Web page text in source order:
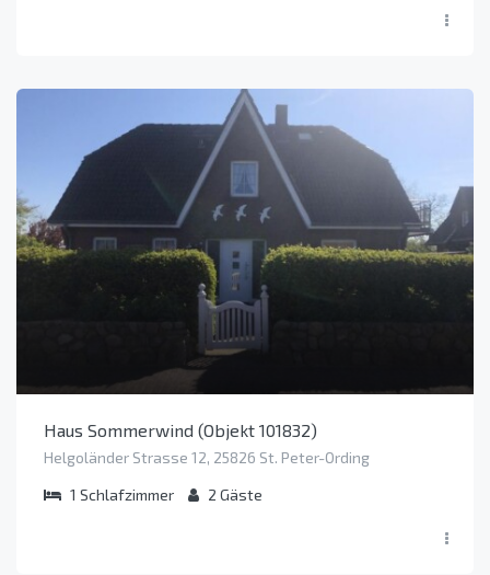
Haus Sommerwind (Objekt 101832)
Helgoländer Strasse 12, 25826 St. Peter-Ording
1 Schlafzimmer 2 Gäste